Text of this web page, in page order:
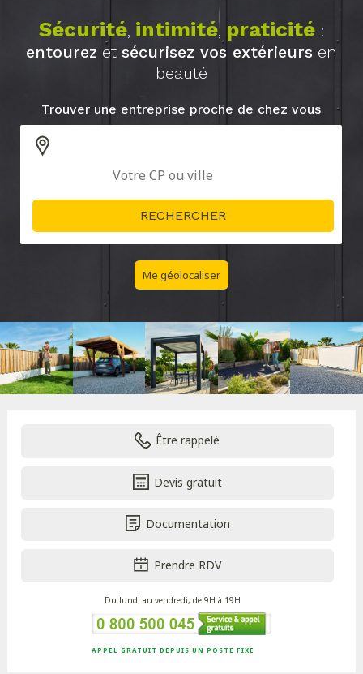
Sécurité, intimité, praticité:
entourez et sécurisez vos extérieurs en
beauté
Trouver une entreprise proche de chez vous
Me géolocaliser
Être rappelé
Devis gratuit
Documentation
Prendre RDV
Du lundi au vendredi, de 9H à 19H
APPEL GRATUIT DEPUIS UN POSTE FIXE